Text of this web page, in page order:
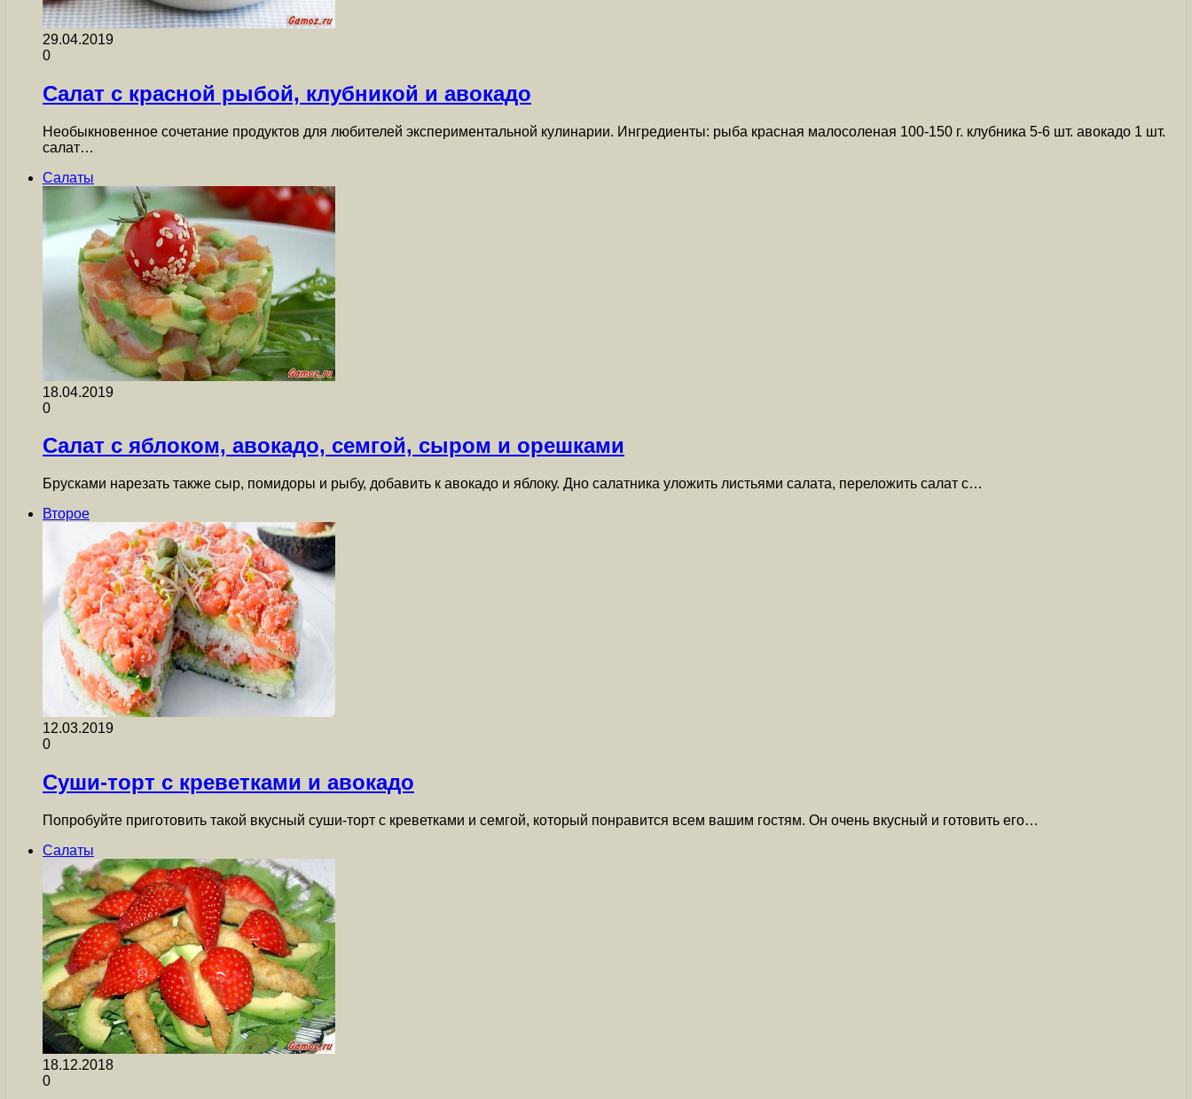
29.04.2019
0
Салат с красной рыбой, клубникой и авокадо
Необыкновенное сочетание продуктов для любителей экспериментальной кулинарии. Ингредиенты: рыба красная малосоленая 100-150 г. клубника 5-6 шт. авокадо 1 шт.
салат…
Салаты
18.04.2019
0
Салат с яблоком, авокадо, семгой, сыром и орешками
Брусками нарезать также сыр, помидоры и рыбу, добавить к авокадо и яблоку. Дно салатника уложить листьями салата, переложить салат с…
Второе
12.03.2019
0
Суши-торт с креветками и авокадо
Попробуйте приготовить такой вкусный суши-торт с креветками и семгой, который понравится всем вашим гостям. Он очень вкусный и готовить его…
Салаты
18.12.2018
0